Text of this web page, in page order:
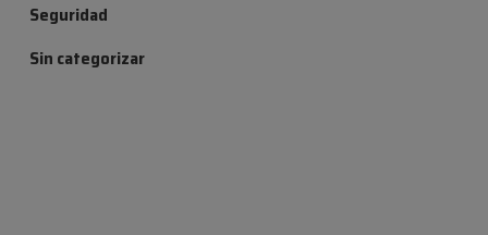
Seguridad
Sin categorizar